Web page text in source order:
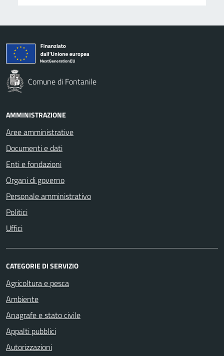
Comune di Fontanile
AMMINISTRAZIONE
Aree amministrative
Documenti e dati
Enti e fondazioni
Organi di governo
Personale amministrativo
Politici
Uffici
CATEGORIE DI SERVIZIO
Agricoltura e pesca
Ambiente
Anagrafe e stato civile
Appalti pubblici
Autorizzazioni